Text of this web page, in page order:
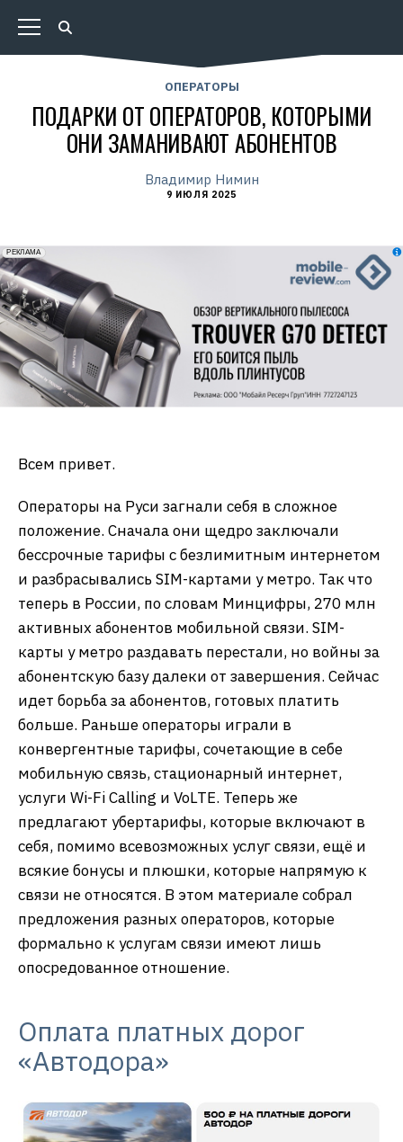
ОПЕРАТОРЫ
ПОДАРКИ ОТ ОПЕРАТОРОВ, КОТОРЫМИ
ОНИ ЗАМАНИВАЮТ АБОНЕНТОВ
Владимир Нимин
9 ИЮЛЯ 2025
erid: 2VfnxxmNzs5
РЕКЛАМА
Всем привет.
Операторы на Руси загнали себя в сложное
положение. Сначала они щедро заключали
бессрочные тарифы с безлимитным интернетом
и разбрасывались SIM-картами у метро. Так что
теперь в России, по словам Минцифры, 270 млн
активных абонентов мобильной связи. SIM-
карты у метро раздавать перестали, но войны за
абонентскую базу далеки от завершения. Сейчас
идет борьба за абонентов, готовых платить
больше. Раньше операторы играли в
конвергентные тарифы, сочетающие в себе
мобильную связь, стационарный интернет,
услуги Wi-Fi Calling и VoLTE. Теперь же
предлагают убертарифы, которые включают в
себя, помимо всевозможных услуг связи, ещё и
всякие бонусы и плюшки, которые напрямую к
связи не относятся. В этом материале собрал
предложения разных операторов, которые
формально к услугам связи имеют лишь
опосредованное отношение.
Оплата платных дорог
«Автодора»